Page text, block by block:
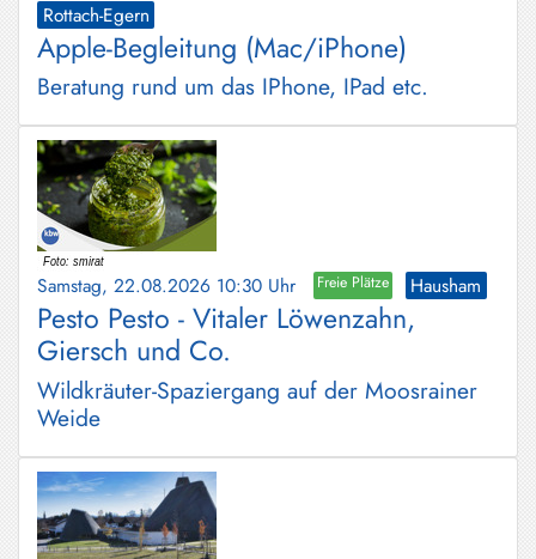
Rottach-Egern
Apple-Begleitung (Mac/iPhone)
Beratung rund um das IPhone, IPad etc.
Samstag, 22.08.2026 10:30 Uhr Freie Plätze Hausham
Pesto Pesto - Vitaler Löwenzahn,
Giersch und Co.
Wildkräuter-Spaziergang auf der Moosrainer
Weide